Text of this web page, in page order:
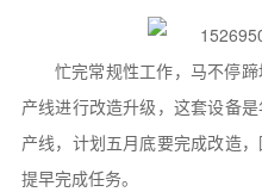
忙完常规性工作，马不停
产线进行改造升级，这套设备
产线，计划五月底要完成改造
提早完成任务。